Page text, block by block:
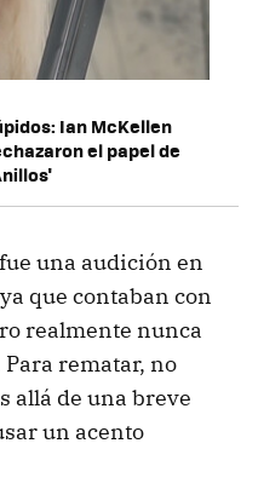
Ian McKellen
el papel de
una audición en
que contaban con
realmente nunca
rematar, no
allá de una breve
un acento